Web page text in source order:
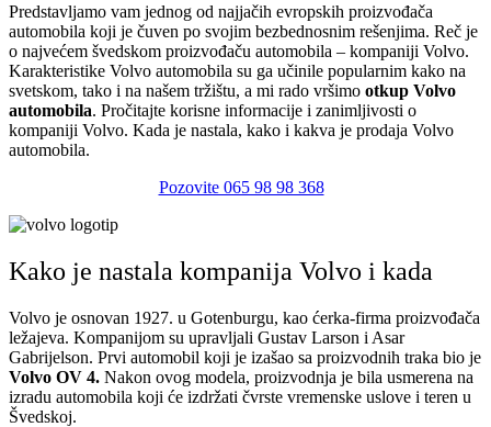
Predstavljamo vam jednog od najjačih evropskih proizvođača
automobila koji je čuven po svojim bezbednosnim rešenjima. Reč je
o najvećem švedskom proizvođaču automobila – kompaniji Volvo.
Karakteristike Volvo automobila su ga učinile popularnim kako na
svetskom, tako i na našem tržištu, a mi rado vršimo otkup Volvo
automobila. Pročitajte korisne informacije i zanimljivosti o
kompaniji Volvo. Kada je nastala, kako i kakva je prodaja Volvo
automobila.
Pozovite 065 98 98 368
Kako je nastala kompanija Volvo i kada
Volvo je osnovan 1927. u Gotenburgu, kao ćerka-firma proizvođača
ležajeva. Kompanijom su upravljali Gustav Larson i Asar
Gabrijelson. Prvi automobil koji je izašao sa proizvodnih traka bio je
Volvo OV 4. Nakon ovog modela, proizvodnja je bila usmerena na
izradu automobila koji će izdržati čvrste vremenske uslove i teren u
Švedskoj.